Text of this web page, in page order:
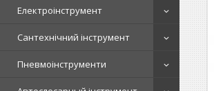
Електроінструмент
Сантехнічний інструмент
Пневмоінструменти